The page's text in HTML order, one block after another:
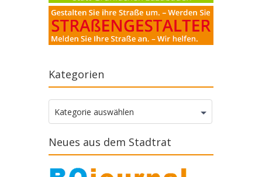
Kategorien
Kategorien
Kategorie auswählen
Neues aus dem Stadtrat